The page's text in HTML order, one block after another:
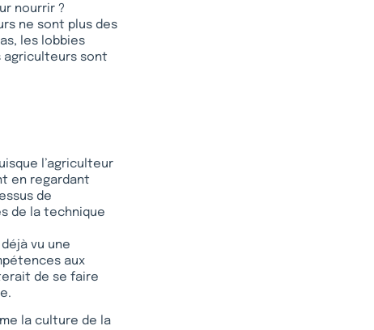
nourrir ?
ne sont plus des
les lobbies
agriculteurs sont
l’agriculteur
en regardant
de
de la technique
vu une
aux
de se faire
la culture de la